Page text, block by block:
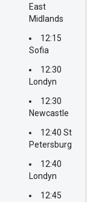
East
Midlands
12:15
Sofia
12:30
Londyn
12:30
Newcastle
12:40 St
Petersburg
12:40
Londyn
12:45